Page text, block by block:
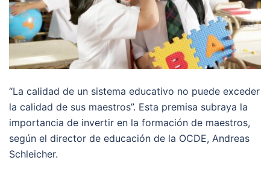
“La calidad de un sistema educativo no puede exceder
la calidad de sus maestros”. Esta premisa subraya la
importancia de invertir en la formación de maestros,
según el director de educación de la OCDE, Andreas
Schleicher.